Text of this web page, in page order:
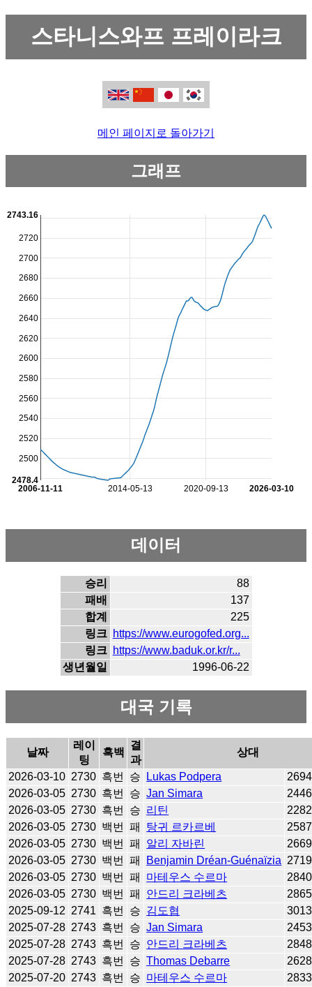
스타니스와프 프레이라크
메인 페이지로 돌아가기
그래프
2014-05-13 2020-09-13
2006-11-11 2026-03-10
2500
2520
2540
2560
2580
2600
2620
2640
2660
2680
2700
2720
2478.4
2743.16
데이터
승리
88
패배
137
합계
225
링크 https://www.eurogofed.org...
링크 https://www.baduk.or.kr/r...
생년월일
1996-06-22
대국 기록
날짜
레이
팅
흑백
결
과
상대
2026-03-10 2730 흑번 승 Lukas Podpera
2694
2026-03-05 2730 흑번 승 Jan Simara
2446
2026-03-05 2730 흑번 승 리틴
2282
2026-03-05 2730 백번 패 탕귀 르카르베
2587
2026-03-05 2730 백번 패 알리 자바린
2669
2026-03-05 2730 백번 패 Benjamin Dréan-Guénaïzia 2719
2026-03-05 2730 백번 패 마테우스 수르마
2840
2026-03-05 2730 백번 패 안드리 크라베츠
2865
2025-09-12 2741 흑번 승 김도협
3013
2025-07-28 2743 흑번 승 Jan Simara
2453
2025-07-28 2743 흑번 승 안드리 크라베츠
2848
2025-07-28 2743 흑번 승 Thomas Debarre
2628
2025-07-20 2743 흑번 승 마테우스 수르마
2833